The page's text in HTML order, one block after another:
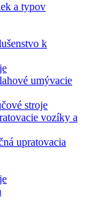
a typov
k
umývacie
stroje
vozíky a
upratovacia